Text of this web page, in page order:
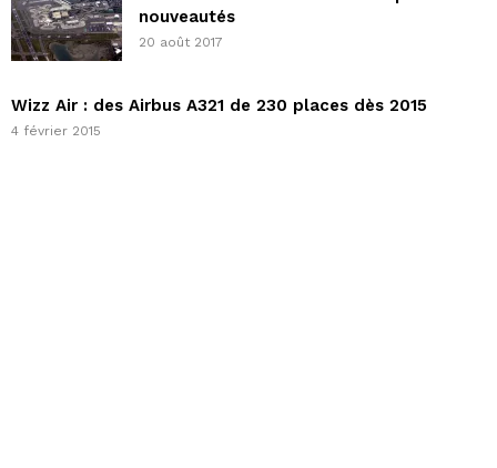
nouveautés
20 août 2017
Wizz Air : des Airbus A321 de 230 places dès 2015
4 février 2015